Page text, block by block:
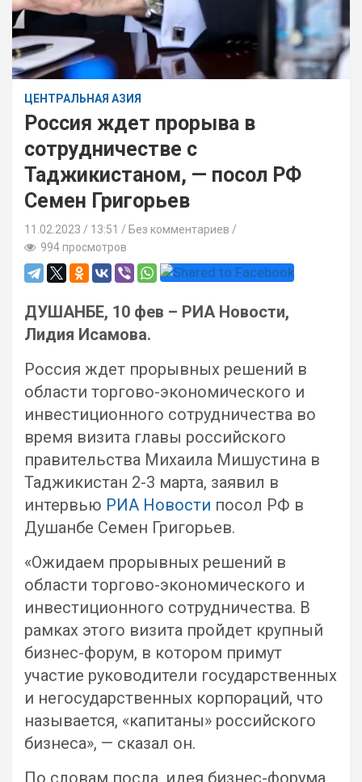
ЦЕНТРАЛЬНАЯ АЗИЯ
Россия ждет прорыва в
сотрудничестве с
Таджикистаном, — посол РФ
Семен Григорьев
11.02.2023 13:51 / Без комментариев
994 просмотров
ДУШАНБЕ, 10 фев – РИА Новости,
Лидия Исамова.
Россия ждет прорывных решений в
области торгово-экономического и
инвестиционного сотрудничества во
время визита главы российского
правительства Михаила Мишустина в
Таджикистан 2-3 марта, заявил в
интервью РИА Новости посол РФ в
Душанбе Семен Григорьев.
«Ожидаем прорывных решений в
области торгово-экономического и
инвестиционного сотрудничества. В
рамках этого визита пройдет крупный
бизнес-форум, в котором примут
участие руководители государственных
и негосударственных корпораций, что
называется, «капитаны» российского
бизнеса», — сказал он.
По словам посла, идея бизнес-форума